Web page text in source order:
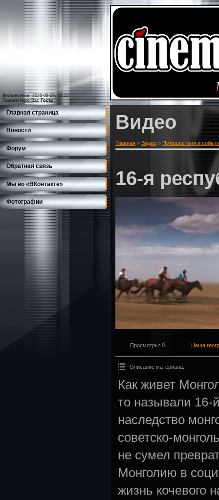
Воскресенье, 2026-08-09, 18:32
Приветствую Вас Гость
Главная страница
Новости
Форум
Обратная связь
Мы во «ВКонтакте»
Фотографии
Видео
Главная » Видео » Путешествия и
16-я
Просмотры: 0 Наша
Описание материала:
Как живет
то называли 16-
наследство
советско-
не сумел
Монголию в
жизнь кочевого